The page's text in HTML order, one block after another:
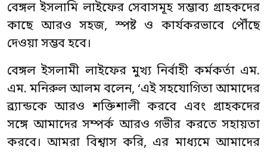
বেঙ্গল ইসলামি লাইফের সেবাসমূহ সম্ভাব্য গ্রাহকদের
কাছে আরও সহজ, স্পষ্ট ও কার্যকরভাবে পৌঁছে
দেওয়া সম্ভব হবে।
বেঙ্গল ইসলামী লাইফের মুখ্য নির্বাহী কর্মকর্তা এম.
এম. মনিরুল আলম বলেন, ‘এই সহযোগিতা আমাদের
ব্র্যান্ডকে আরও শক্তিশালী করবে এবং গ্রাহকদের
সঙ্গে আমাদের সম্পর্ক আরও গভীর করতে সহায়তা
করবে। আমরা বিশ্বাস করি, এর মাধ্যমে আমাদের